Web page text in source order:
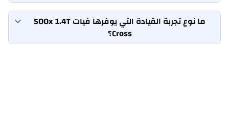
ما نوع تجربة القيادة التي يوفرها فيات 500x 1.4T
Cross؟